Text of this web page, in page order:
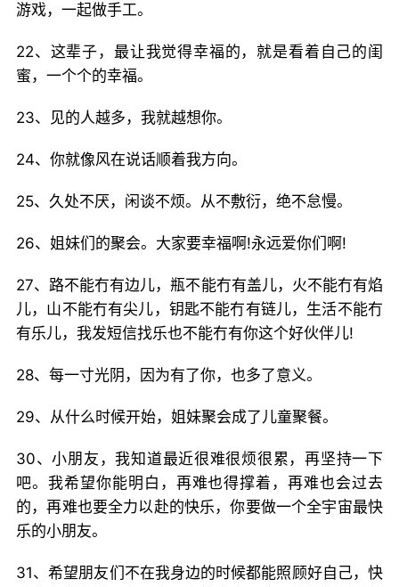
游戏，一起做手工。
22、这辈子，最让我觉得幸福的，就是看着自己的闺
蜜，一个个的幸福。
23、见的人越多，我就越想你。
24、你就像风在说话顺着我方向。
25、久处不厌，闲谈不烦。从不敷衍，绝不怠慢。
26、姐妹们的聚会。大家要幸福啊!永远爱你们啊!
27、路不能冇有边儿，瓶不能冇有盖儿，火不能冇有焰
儿，山不能冇有尖儿，钥匙不能冇有链儿，生活不能冇
有乐儿，我发短信找乐也不能冇有你这个好伙伴儿!
28、每一寸光阴，因为有了你，也多了意义。
29、从什么时候开始，姐妹聚会成了儿童聚餐。
30、小朋友，我知道最近很难很烦很累，再坚持一下
吧。我希望你能明白，再难也得撑着，再难也会过去
的，再难也要全力以赴的快乐，你要做一个全宇宙最快
乐的小朋友。
31、希望朋友们不在我身边的时候都能照顾好自己，快